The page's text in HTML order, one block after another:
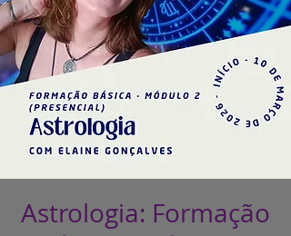
Astrologia: Formação